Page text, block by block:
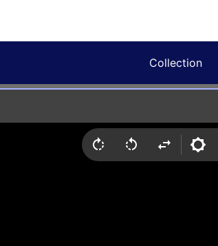
Collection